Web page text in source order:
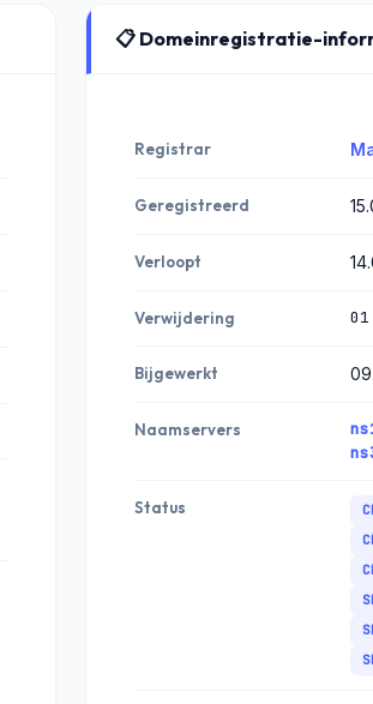
📋 Domeinregistratie-
Registrar
Geregistreerd
Verloopt
Verwijdering
Bijgewerkt
Naamservers
Status